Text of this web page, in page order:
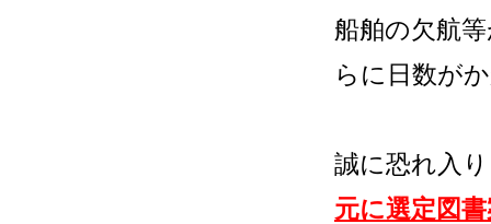
船舶の欠航
らに日数が
誠に恐れ入
元に選定図